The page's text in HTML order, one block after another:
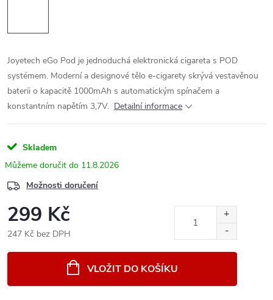
Joyetech eGo Pod je jednoduchá elektronická cigareta s POD
systémem. Moderní a designové tělo e-cigarety skrývá vestavěnou
baterii o kapacitě 1000mAh s automatickým spínačem a
konstantním napětím 3,7V. Detailní informace
Skladem
11.8.2026
Možnosti doručení
299 Kč
247 Kč bez DPH
VLOŽIT DO KOŠÍKU